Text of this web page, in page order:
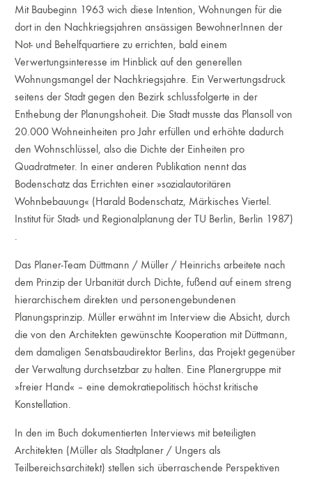
Mit Baubeginn 1963 wich diese Intention, Wohnungen für die
dort in den Nachkriegsjahren ansässigen BewohnerInnen der
Not- und Behelfquartiere zu errichten, bald einem
Verwertungsinteresse im Hinblick auf den generellen
Wohnungsmangel der Nachkriegsjahre. Ein Verwertungsdruck
seitens der Stadt gegen den Bezirk schlussfolgerte in der
Enthebung der Planungshoheit. Die Stadt musste das Plansoll von
20.000 Wohneinheiten pro Jahr erfüllen und erhöhte dadurch
den Wohnschlüssel, also die Dichte der Einheiten pro
Quadratmeter. In einer anderen Publikation nennt das
Bodenschatz das Errichten einer »sozialautoritären
Wohnbebauung« (Harald Bodenschatz, Märkisches Viertel.
Institut für Stadt- und Regionalplanung der TU Berlin, Berlin 1987)
Das Planer-Team Düttmann / Müller / Heinrichs arbeitete nach
dem Prinzip der Urbanität durch Dichte, fußend auf einem streng
hierarchischem direkten und personengebundenen
Planungsprinzip. Müller erwähnt im Interview die Absicht, durch
die von den Architekten gewünschte Kooperation mit Düttmann,
dem damaligen Senatsbaudirektor Berlins, das Projekt gegenüber
der Verwaltung durchsetzbar zu halten. Eine Planergruppe mit
»freier Hand« – eine demokratiepolitisch höchst kritische
Konstellation.
In den im Buch dokumentierten Interviews mit beteiligten
Architekten (Müller als Stadtplaner / Ungers als
Teilbereichsarchitekt) stellen sich überraschende Perspektiven